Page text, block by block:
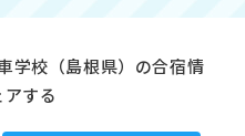
校（島根県）の合宿情
する